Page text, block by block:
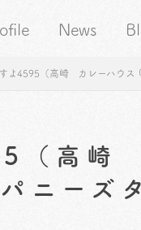
News
よ4595（高崎 カレーハウス
（高崎
ニーズ